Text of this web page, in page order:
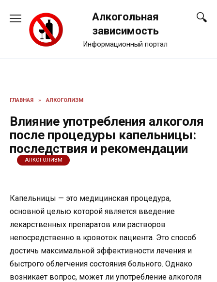
содержанию
Алкогольная
зависимость
Информационный портал
ГЛАВНАЯ » АЛКОГОЛИЗМ
Влияние употребления алкоголя
после процедуры капельницы:
последствия и рекомендации
АЛКОГОЛИЗМ
Капельницы — это медицинская процедура,
основной целью которой является введение
лекарственных препаратов или растворов
непосредственно в кровоток пациента. Это способ
достичь максимальной эффективности лечения и
быстрого облегчения состояния больного. Однако
возникает вопрос, может ли употребление алкоголя